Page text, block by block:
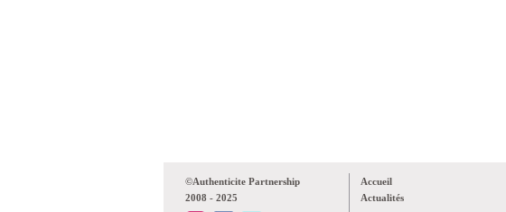
©Authenticite Partnership
2008 - 2025
Accueil
Actualités